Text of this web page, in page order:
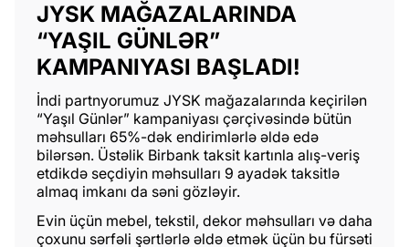
JYSK MAĞAZALARINDA
“YAŞIL GÜNLƏR”
KAMPANIYASI BAŞLADI!
İndi partnyorumuz JYSK mağazalarında keçirilən
“Yaşıl Günlər” kampaniyası çərçivəsində bütün
məhsulları 65%-dək endirimlərlə əldə edə
bilərsən. Üstəlik Birbank taksit kartınla alış-veriş
etdikdə seçdiyin məhsulları 9 ayadək taksitlə
almaq imkanı da səni gözləyir.
Evin üçün mebel, tekstil, dekor məhsulları və daha
çoxunu sərfəli şərtlərlə əldə etmək üçün bu fürsəti